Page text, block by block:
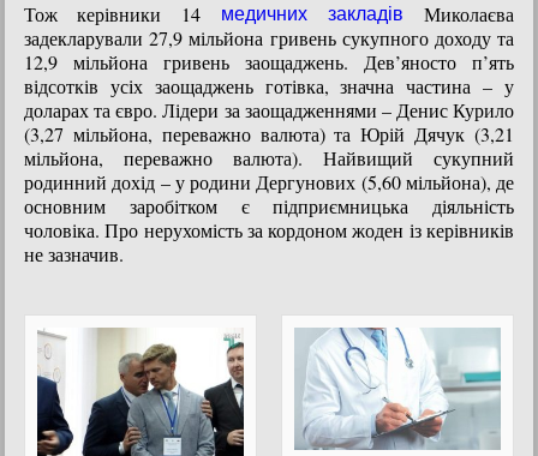
Тож керівники 14
медичних закладів
Миколаєва
задекларували 27,9 мільйона гривень сукупного доходу та
12,9 мільйона гривень заощаджень. Дев’яносто п’ять
відсотків усіх заощаджень готівка, значна частина – у
доларах та євро. Лідери за заощадженнями – Денис Курило
(3,27 мільйона, переважно валюта) та Юрій Дячук (3,21
мільйона, переважно валюта). Найвищий сукупний
родинний дохід – у родини Дергунових (5,60 мільйона), де
основним заробітком є підприємницька діяльність
чоловіка. Про нерухомість за кордоном жоден із керівників
не зазначив.